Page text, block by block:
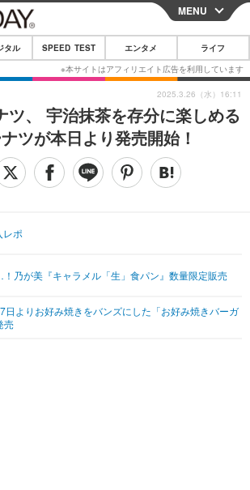
CLOSE
スマートフォン
その他
映画・ドラマ
ブログ
その他
方法
MENU
タル SPEED TEST エンタメ ライフ
ツ、 宇治抹茶を存分に楽しめる
ツが本日より発売開始！
レポ
乃が美『キャラメル「生」食パン』数量限定販売
日よりお好み焼きをバンズにした「お好み焼きバーガ
売
2025.3.26（水）16:11